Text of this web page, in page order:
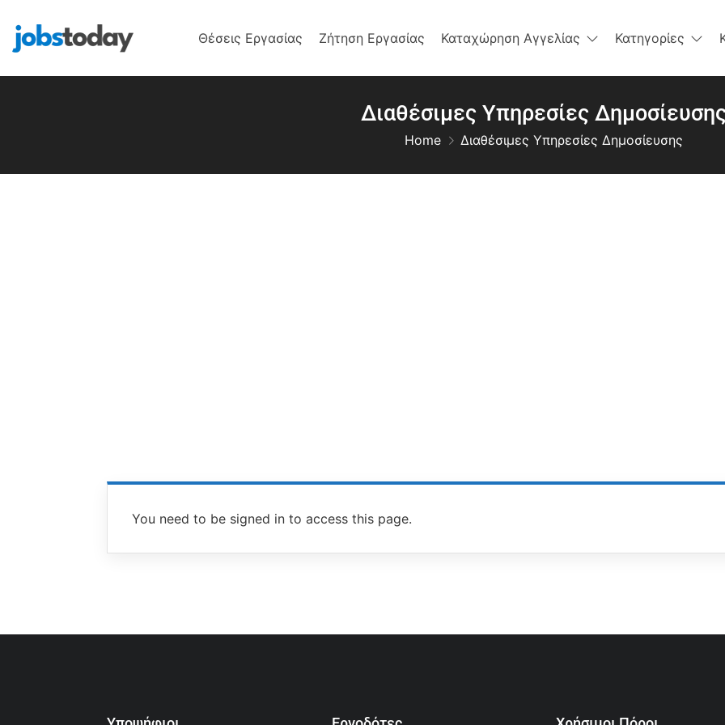
Θέσεις Εργασίας Ζήτηση Εργασίας Καταχώρηση Αγγελίας Κατηγορίες
Διαθέσιμες Υπηρεσίες
Home Διαθέσιμες Υπηρεσίες Δημοσίευσης
You need to be signed in to access this page.